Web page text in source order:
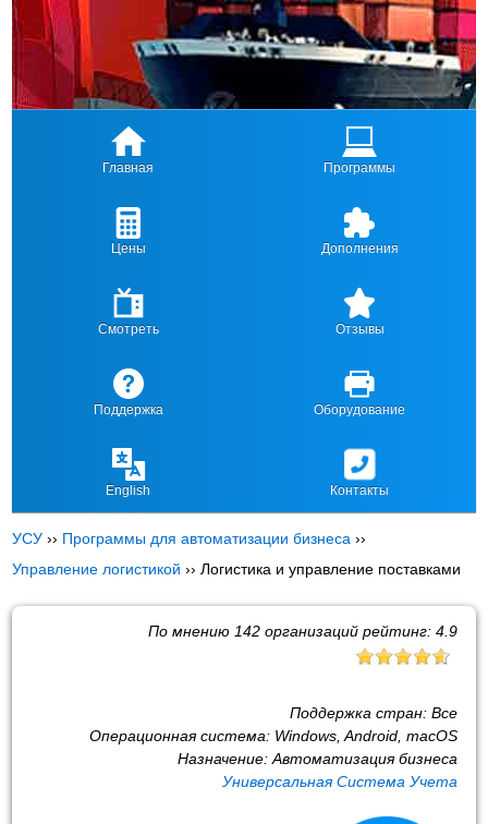
Главная Программы
Цены Дополнения
Смотреть Отзывы
Поддержка Оборудование
English Контакты
УСУ ›› Программы для автоматизации бизнеса ››
Управление логистикой ››Логистика и управление поставками
По мнению 142организаций рейтинг: 4.9
Поддержка стран: Все
Операционная система: Windows, Android, macOS
Назначение: Автоматизация бизнеса
Универсальная Система Учета